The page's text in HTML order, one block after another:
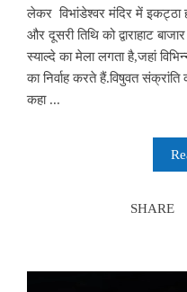
लेकर विभांडेश्वर मंदिर में इकट्ठा
और दूसरी तिथि को द्वाराहाट
स्याल्दे का मेला लगता है,जहां
का निर्वाह करते हैं.विषुवत
कहा ...
SHARE